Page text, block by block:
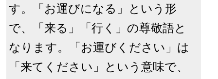
す。「お運びになる」という形
で、「来る」「行く」の尊敬語と
なります。「お運びください」は
「来てください」という意味で、